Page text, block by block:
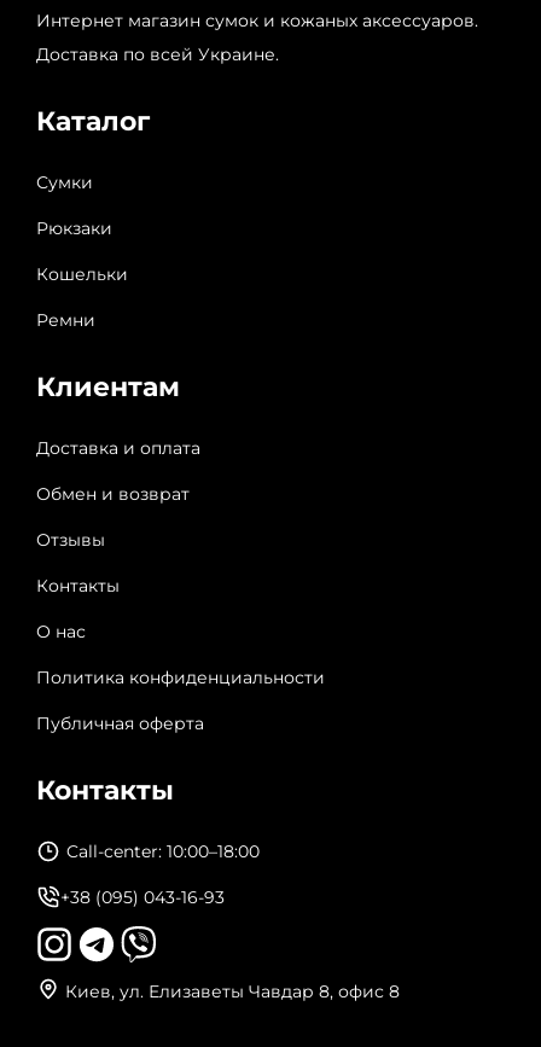
Интернет магазин сумок и кожаных аксессуаров.
Доставка по всей Украине.
Каталог
Сумки
Рюкзаки
Кошельки
Ремни
Клиентам
Доставка и оплата
Обмен и возврат
Отзывы
Контакты
О нас
Политика конфиденциальности
Публичная оферта
Контакты
Call-center: 10:00–18:00
+38 (095) 043-16-93
Киев, ул. Елизаветы Чавдар 8, офис 8